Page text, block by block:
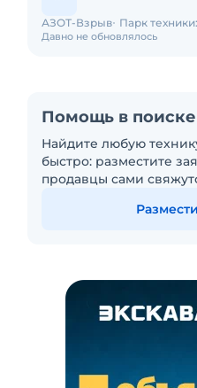
Давно не обновлялось
АЗОТ-Взрыв Парк техники:
Помощь в поиске
Найдите любую
быстро: разместите
продавцы сами